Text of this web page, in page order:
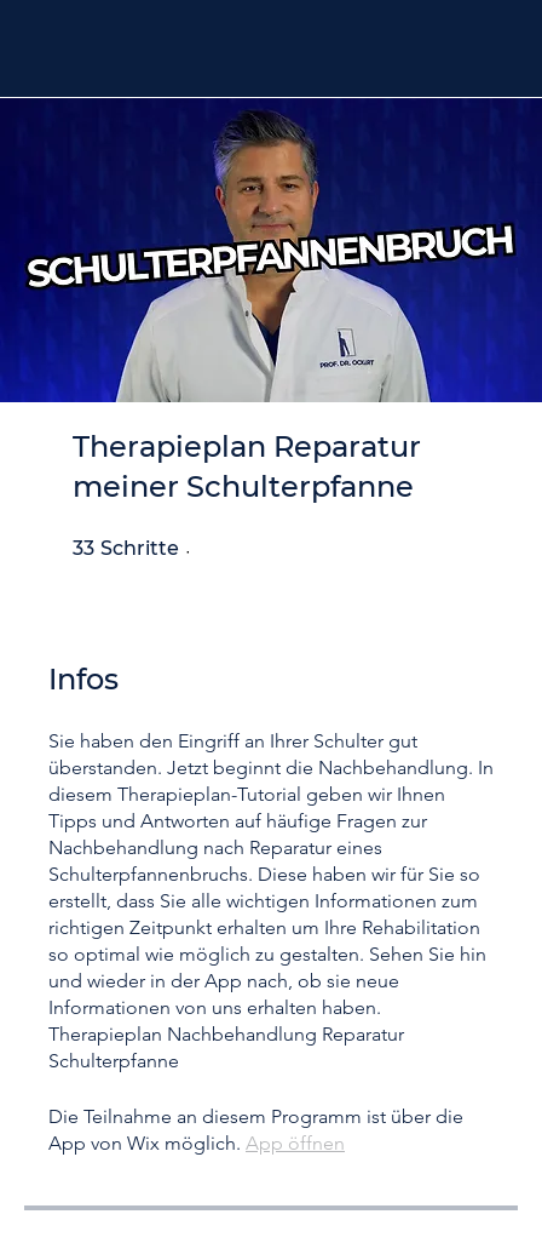
Therapieplan Reparatur
meiner Schulterpfanne
33 Schritte
Infos
Sie haben den Eingriff an Ihrer Schulter gut
überstanden. Jetzt beginnt die Nachbehandlung. In
diesem Therapieplan-Tutorial geben wir Ihnen
Tipps und Antworten auf häufige Fragen zur
Nachbehandlung nach Reparatur eines
Schulterpfannenbruchs. Diese haben wir für Sie so
erstellt, dass Sie alle wichtigen Informationen zum
richtigen Zeitpunkt erhalten um Ihre Rehabilitation
so optimal wie möglich zu gestalten. Sehen Sie hin
und wieder in der App nach, ob sie neue
Informationen von uns erhalten haben.
Therapieplan Nachbehandlung Reparatur
Schulterpfanne
Die Teilnahme an diesem Programm ist über die
App von Wix möglich. App öffnen